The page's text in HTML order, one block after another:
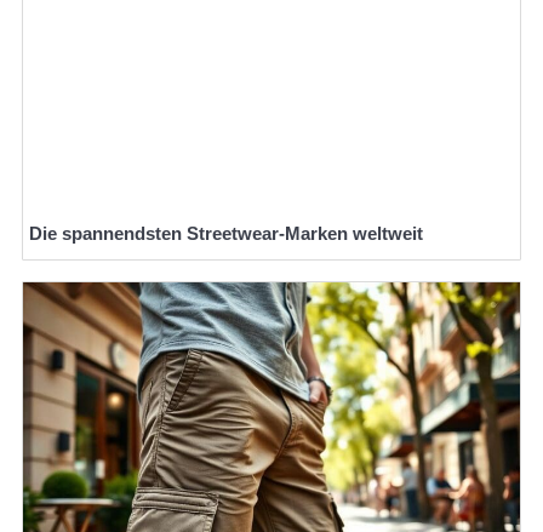
Die spannendsten Streetwear-Marken weltweit